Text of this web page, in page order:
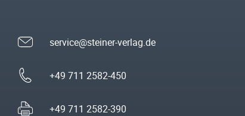
service@steiner-verlag.de
+49 711 2582-450
+49 711 2582-390